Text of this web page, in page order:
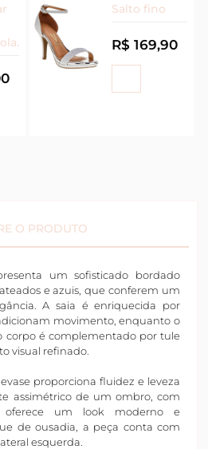
Salto fino
R$ 169,90
O PRODUTO
um sofisticado bordado
e azuis, que conferem um
A saia é enriquecida por
movimento, enquanto o
corpo é complementado por tule
visual refinado.
proporciona fluidez e leveza
assimétrico de um ombro, com
oferece um look moderno e
de ousadia, a peça conta com
esquerda.